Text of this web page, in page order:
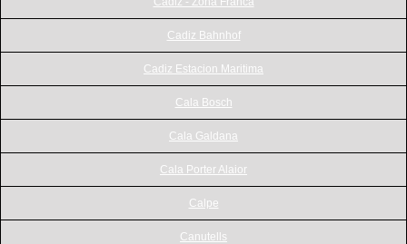
Cadiz Bahnhof
Cadiz Estacion Maritima
Cala Bosch
Cala Galdana
Cala Porter Alaior
Calpe
Canutells